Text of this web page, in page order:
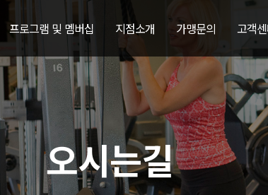
프로그램 및 멤버십 지점소개 가맹문의 고객
오시는길